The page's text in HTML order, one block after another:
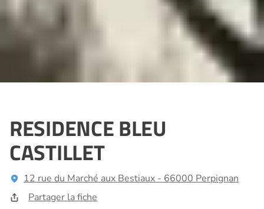
RESIDENCE BLEU
CASTILLET
12 rue du Marché aux Bestiaux - 66000 Perpignan
Partager la fiche